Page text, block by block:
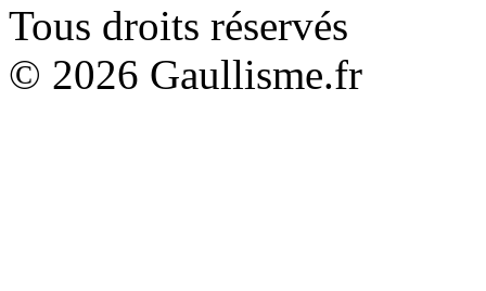
Tous droits réservés
© 2026 Gaullisme.fr